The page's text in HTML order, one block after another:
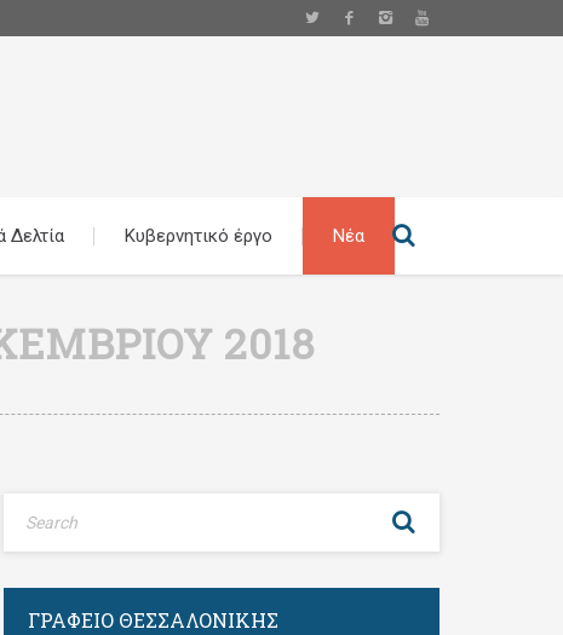
Δελτία Κυβερνητικό έργο Νέα
2018
ΓΡΑΦΕΊΟ ΘΕΣΣΑΛΟΝΊΚΗΣ